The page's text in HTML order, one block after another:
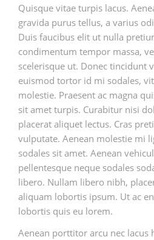
Quisque vitae turpis lacus.
gravida purus tellus, a varius
Duis faucibus elit ut nulla
condimentum tempor massa,
scelerisque ut. Donec tincidunt
euismod tortor id mi sodales,
molestie. Praesent ac magna
sit amet turpis. Curabitur nisi
placerat aliquet lectus. Cras
vulputate. Aenean molestie mi
sodales sit amet. Aenean
pellentesque neque sodales
libero. Nullam libero nibh,
aliquam lobortis ipsum. Ut ac
lobortis quis eu lorem.
Aenean porttitor arcu nec lacus